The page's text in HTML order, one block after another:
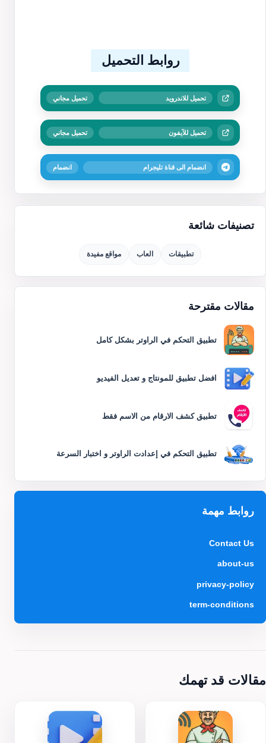
تصنيفات شائعة
تطبيقات العاب مواقع مفيدة
مقالات مقترحة
تطبيق التحكم في الراوتر بشكل كامل
افضل تطبيق للمونتاج و تعديل الفيديو
تطبيق كشف الارقام من الاسم فقط
تطبيق التحكم في إعدادت الراوتر و اختبار السرعة
روابط مهمة
Contact Us
about-us
privacy-policy
term-conditions
روابط التحميل
تحميل للاندرويد تحميل مجاني
تحميل للآيفون تحميل مجاني
انضمام الى قناة تليجرام انضمام
مقالات قد تهمك